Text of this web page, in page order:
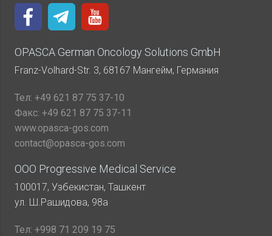
OPASCA German Oncology Solutions GmbH
Franz-Volhard-Str. 3, 68167 Мангейм, Германия
Тел: +49 621 87 75 37-10
Факс: +49 621 87 75 37-11
www.opasca-gos.com
contact@opasca-gos.com
ООО Progressive Medical Service
100017, Узбекистан, Ташкент
ул. Ш.Рашидова, 98а
Тел: +998 71 209 19 75